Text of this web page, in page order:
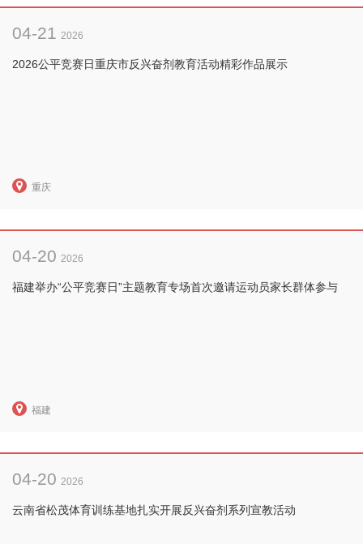
04-21 2026
2026公平竞赛日重庆市反兴奋剂教育活动精彩作品展示
重庆
04-20 2026
福建举办“公平竞赛日”主题教育专场首次邀请运动员家长群体参与
福建
04-20 2026
云南省松茂体育训练基地扎实开展反兴奋剂系列宣教活动